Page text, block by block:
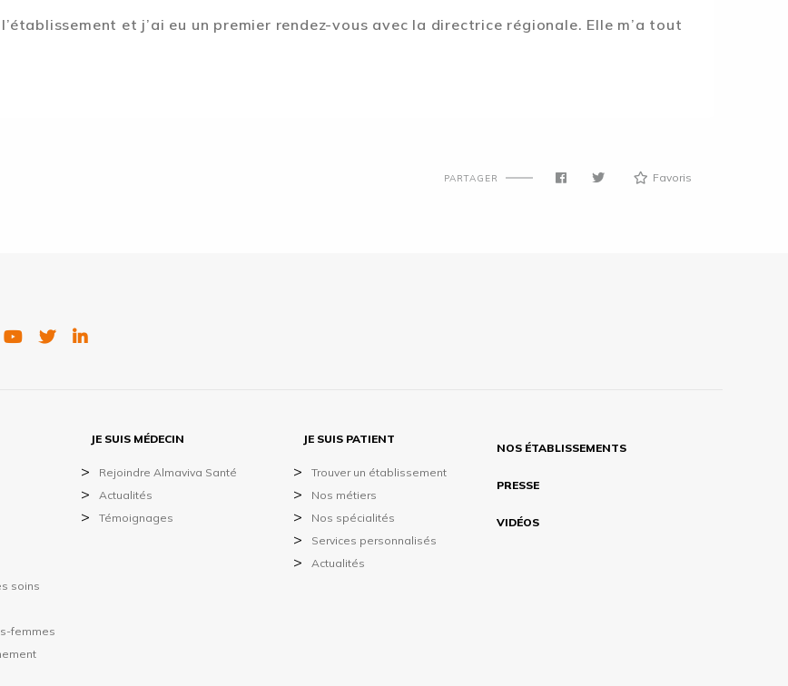
et j’ai eu un premier rendez-vous avec la directrice régionale. Elle m’a tout
PARTAGER Favoris
FACEBOOKYOUTUBETWITTER
soins
femmes
JE SUIS MÉDECIN
Rejoindre Almaviva Santé
Actualités
Témoignages
JE SUIS PATIENT
Trouver un établissement
Nos métiers
Nos spécialités
Services personnalisés
Actualités
NOS ÉTABLISSEMENTS
PRESSE
VIDÉOS